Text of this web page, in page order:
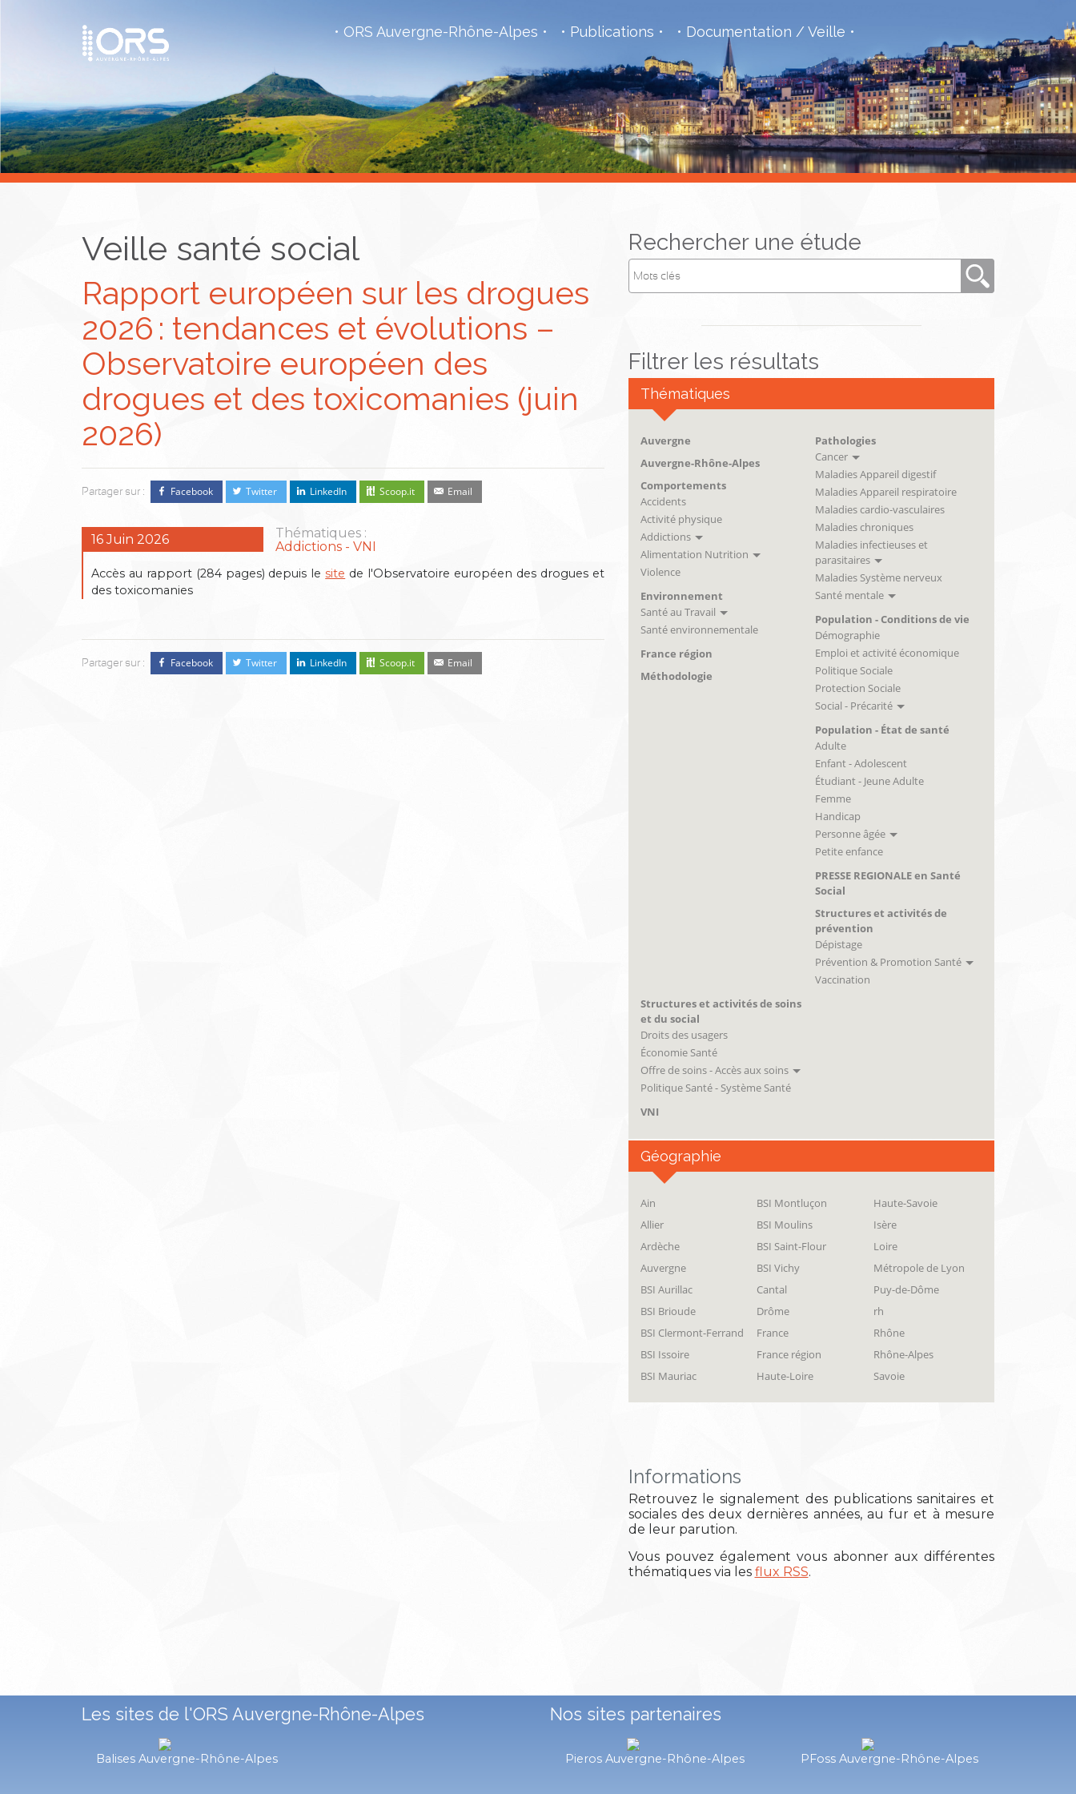
ORS Auvergne-Rhône-Alpes Publications Documentation / Veille
Rechercher une étude
Filtrer les résultats
Thématiques
Auvergne
Auvergne-Rhône-Alpes
Comportements
Accidents
Activité physique
Addictions
Alimentation Nutrition
Violence
Environnement
Santé au Travail
Santé environnementale
France région
Méthodologie
Pathologies
Cancer
Maladies Appareil digestif
Maladies Appareil respiratoire
Maladies cardio-vasculaires
Maladies chroniques
Maladies infectieuses et
parasitaires
Maladies Système nerveux
Santé mentale
Population - Conditions de vie
Démographie
Emploi et activité économique
Politique Sociale
Protection Sociale
Social - Précarité
Population - État de santé
Adulte
Enfant - Adolescent
Étudiant - Jeune Adulte
Femme
Handicap
Personne âgée
Petite enfance
PRESSE REGIONALE en Santé
Social
Structures et activités de
prévention
Dépistage
Prévention & Promotion Santé
Vaccination
Structures et activités de soins
et du social
Droits des usagers
Économie Santé
Offre de soins - Accès aux soins
Politique Santé - Système Santé
VNI
Géographie
Ain
Allier
Ardèche
Auvergne
BSI Aurillac
BSI Brioude
BSI Clermont-Ferrand
BSI Issoire
BSI Mauriac
BSI Montluçon
BSI Moulins
BSI Saint-Flour
BSI Vichy
Cantal
Drôme
France
France région
Haute-Loire
Haute-Savoie
Isère
Loire
Métropole de Lyon
Puy-de-Dôme
rh
Rhône
Rhône-Alpes
Savoie
Informations
Retrouvez le signalement des publications sanitaires et
sociales des deux dernières années, au fur et à mesure
de leur parution.
Vous pouvez également vous abonner aux différentes
thématiques via les flux RSS.
Veille santé social
Rapport européen sur les drogues
2026 : tendances et évolutions –
Observatoire européen des
drogues et des toxicomanies (juin
2026)
Partager sur : Facebook Twitter LinkedIn Scoop.it Email
16 Juin 2026
Thématiques :
Addictions
VNI
Accès au rapport (284 pages) depuis lesite de l'Observatoire européen des drogues et
des toxicomanies
Partager sur : Facebook Twitter LinkedIn Scoop.it Email
Les sites de l'ORS Auvergne-Rhône-Alpes
Balises Auvergne-Rhône-Alpes
Nos sites partenaires
Pieros Auvergne-Rhône-Alpes PFoss Auvergne-Rhône-Alpes